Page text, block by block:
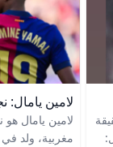
في الموسم
هذه الزيادة
المتزايد مع
خلالها 18 هدفًا وقدم 25 تمريرة حاسمة.
لامين يامال